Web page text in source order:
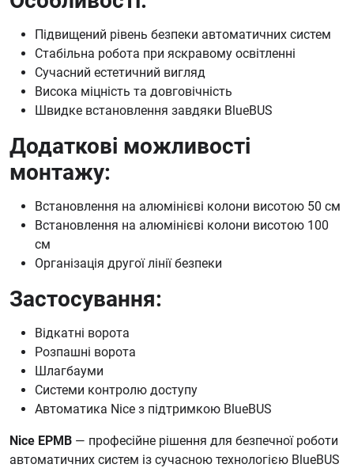
Підвищений рівень безпеки автоматичних систем
Стабільна робота при яскравому освітленні
Сучасний естетичний вигляд
Висока міцність та довговічність
Швидке встановлення завдяки BlueBUS
Додаткові можливості
монтажу:
Встановлення на алюмінієві колони висотою 50 см
Встановлення на алюмінієві колони висотою 100
см
Організація другої лінії безпеки
Застосування:
Відкатні ворота
Розпашні ворота
Шлагбауми
Системи контролю доступу
Автоматика Nice з підтримкою BlueBUS
Nice EPMB — професійне рішення для безпечної роботи
автоматичних систем із сучасною технологією BlueBUS